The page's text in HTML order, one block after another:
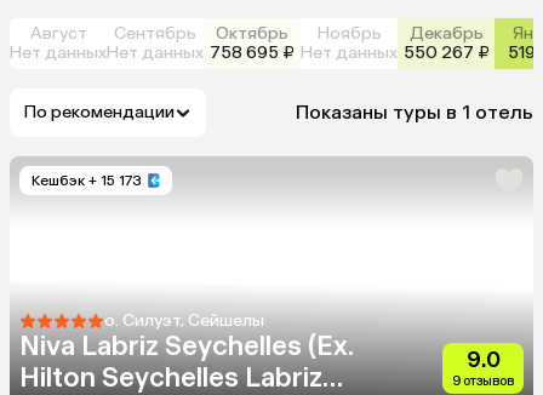
Август
Нет данных
Сентябрь
Нет данных
Октябрь
758 695 ₽
Ноябрь
Нет данных
Декабрь
550 267 ₽
519
По рекомендации Показаны туры в 1 отель
Кешбэк + 15 173
о. Силуэт, Сейшелы
Niva Labriz Seychelles (Ex.
Hilton Seychelles Labriz
9.0
9 отзывов